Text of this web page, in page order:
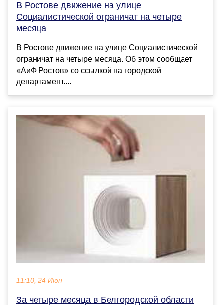
В Ростове движение на улице
Социалистической ограничат на четыре
месяца
В Ростове движение на улице Социалистической
ограничат на четыре месяца. Об этом сообщает
«АиФ Ростов» со ссылкой на городской
департамент....
11:10, 24 Июн
За четыре месяца в Белгородской области